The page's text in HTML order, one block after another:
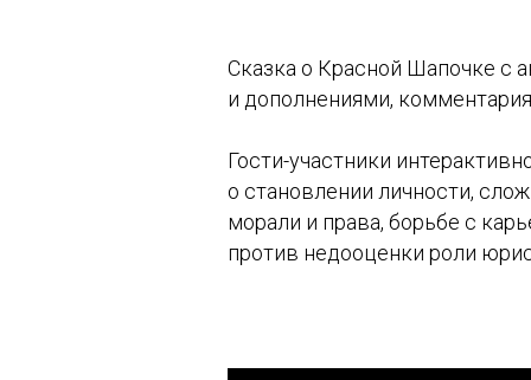
Сказка о Красной Шапочке с
и дополнениями,
Гости-участники
о становлении личности,
морали и права, борьбе с
против недооценки роли